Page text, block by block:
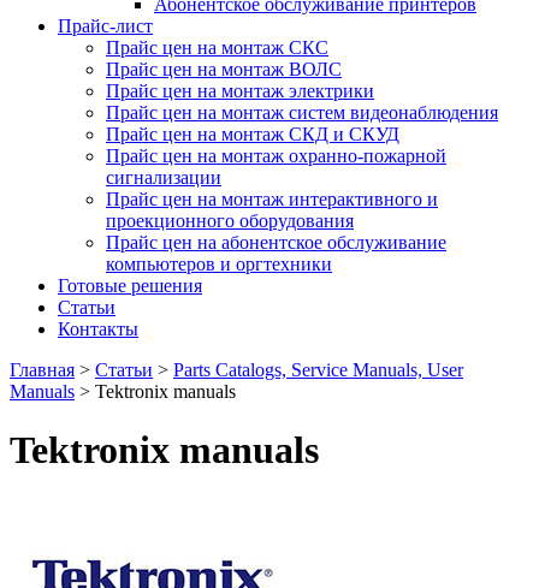
Абонентское обслуживание принтеров
Прайс-лист
Прайс цен на монтаж СКС
Прайс цен на монтаж ВОЛС
Прайс цен на монтаж электрики
Прайс цен на монтаж систем видеонаблюдения
Прайс цен на монтаж СКД и СКУД
Прайс цен на монтаж охранно-пожарной
сигнализации
Прайс цен на монтаж интерактивного и
проекционного оборудования
Прайс цен на абонентское обслуживание
компьютеров и оргтехники
Готовые решения
Статьи
Контакты
Главная > Статьи > Parts Catalogs, Service Manuals, User
Manuals > Tektronix manuals
Tektronix manuals